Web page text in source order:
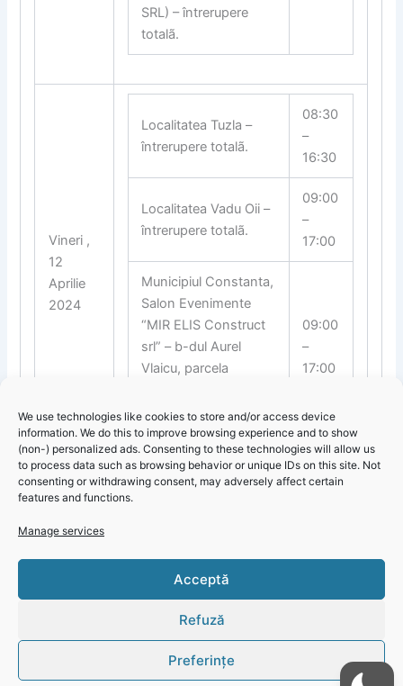
We use technologies like cookies to store and/or access device
information. We do this to improve browsing experience and to show
(non-) personalized ads. Consenting to these technologies will allow us
to process data such as browsing behavior or unique IDs on this site. Not
consenting or withdrawing consent, may adversely affect certain
features and functions.
Manage services
Acceptă
Refuză
Preferințe
SRL) – întrerupere
totalã.
Vineri ,
12
Aprilie
2024
Localitatea Tuzla –
întrerupere totalã.
08:30
–
16:30
Localitatea Vadu Oii –
întrerupere totalã.
09:00
–
17:00
Municipiul Constanta,
Salon Evenimente
“MIR ELIS Construct
srl” – b-dul Aurel
Vlaicu, parcela
întrerupere totalã.
09:00
–
17:00
Actualizare 8 – 14 aprilie 2024: Întreruperi planificate
dedicate reviziilor și reparațiilor pentru județul Constanța